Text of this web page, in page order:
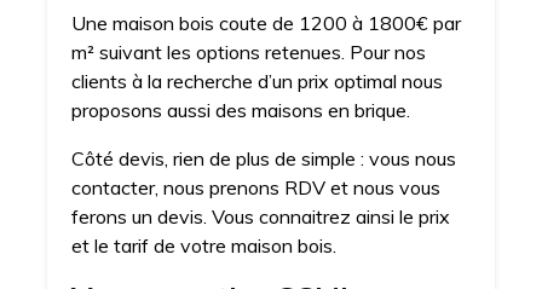
Une maison bois coute de 1200 à 1800€ par
m² suivant les options retenues. Pour nos
clients à la recherche d’un prix optimal nous
proposons aussi des maisons en brique.
Côté devis, rien de plus de simple : vous nous
contacter, nous prenons RDV et nous vous
ferons un devis. Vous connaitrez ainsi le prix
et le tarif de votre maison bois.